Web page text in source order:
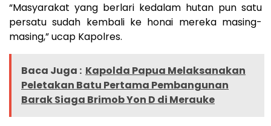
“Masyarakat yang berlari kedalam hutan pun satu
persatu sudah kembali ke honai mereka masing-
masing,” ucap Kapolres.
Baca Juga : Kapolda Papua Melaksanakan
Peletakan Batu Pertama Pembangunan
Barak Siaga Brimob Yon D di Merauke